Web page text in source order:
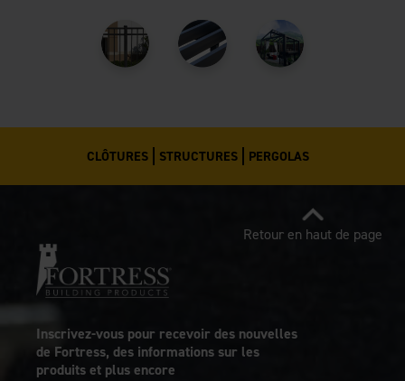
CLÔTURES STRUCTURES PERGOLAS
Inscrivez-vous pour recevoir des nouvelles
de Fortress, des informations sur les
produits et plus encore
Retour en haut de page